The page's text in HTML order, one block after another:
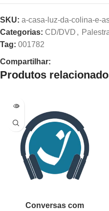
SKU: a-casa-luz-da-colina-e-
Categorias: CD/DVD ,
Tag: 001782
Compartilhar:
Produtos
Conversas com